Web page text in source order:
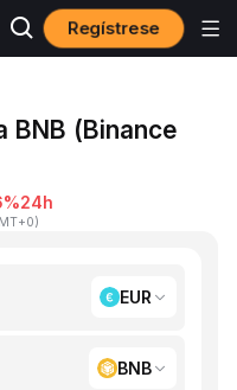
Regístrese
BNB (Binance
24h
)
EUR
BNB